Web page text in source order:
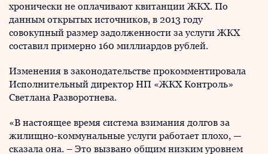
хронически не оплачивают квитанции ЖКХ. По
данным открытых источников, в 2013 году
совокупный размер задолженности за услуги ЖКХ
составил примерно 160 миллиардов рублей.
Изменения в законодательстве прокомментировала
Исполнительный директор НП «ЖКХ Контроль»
Светлана Разворотнева.
«В настоящее время система взимания долгов за
жилищно-коммунальные услуги работает плохо, —
сказала она. – Это вызвано общим низким уровнем